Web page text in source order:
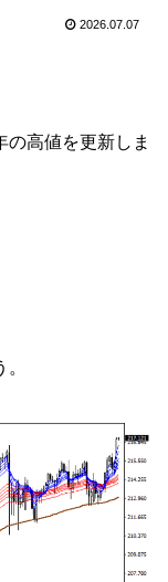
2026.07.07
高値を更新しま